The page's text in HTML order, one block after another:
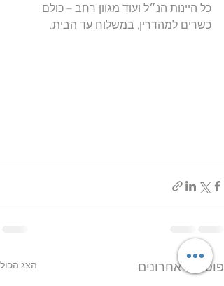
כל היינות הנ״ל ועוד מגוון רחב – כולם
כשרים למהדרין, במשלוח עד הבית.
פוסטים אחרונים הצג הכול